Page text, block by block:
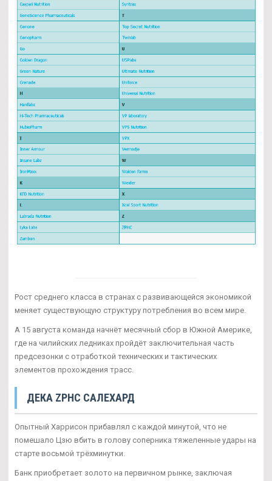
Рост среднего класса в странах с развивающейся экономикой
меняет существующую структуру потребления во всем мире.
А 15 августа команда начнёт месячный сбор в Южной Америке,
где на чилийских ледниках пройдёт заключительная часть
предсезонки с отработкой технических и тактических
элементов прохождения трасс.
ДЕКА ZPHC САЛЕХАРД
Опытный Харрисон прибавлял с каждой минутой, что не
помешало Цзю вбить в голову соперника тяжеленные удары на
старте восьмой трёхминутки.
Банк приобретает золото на первичном рынке, заключая